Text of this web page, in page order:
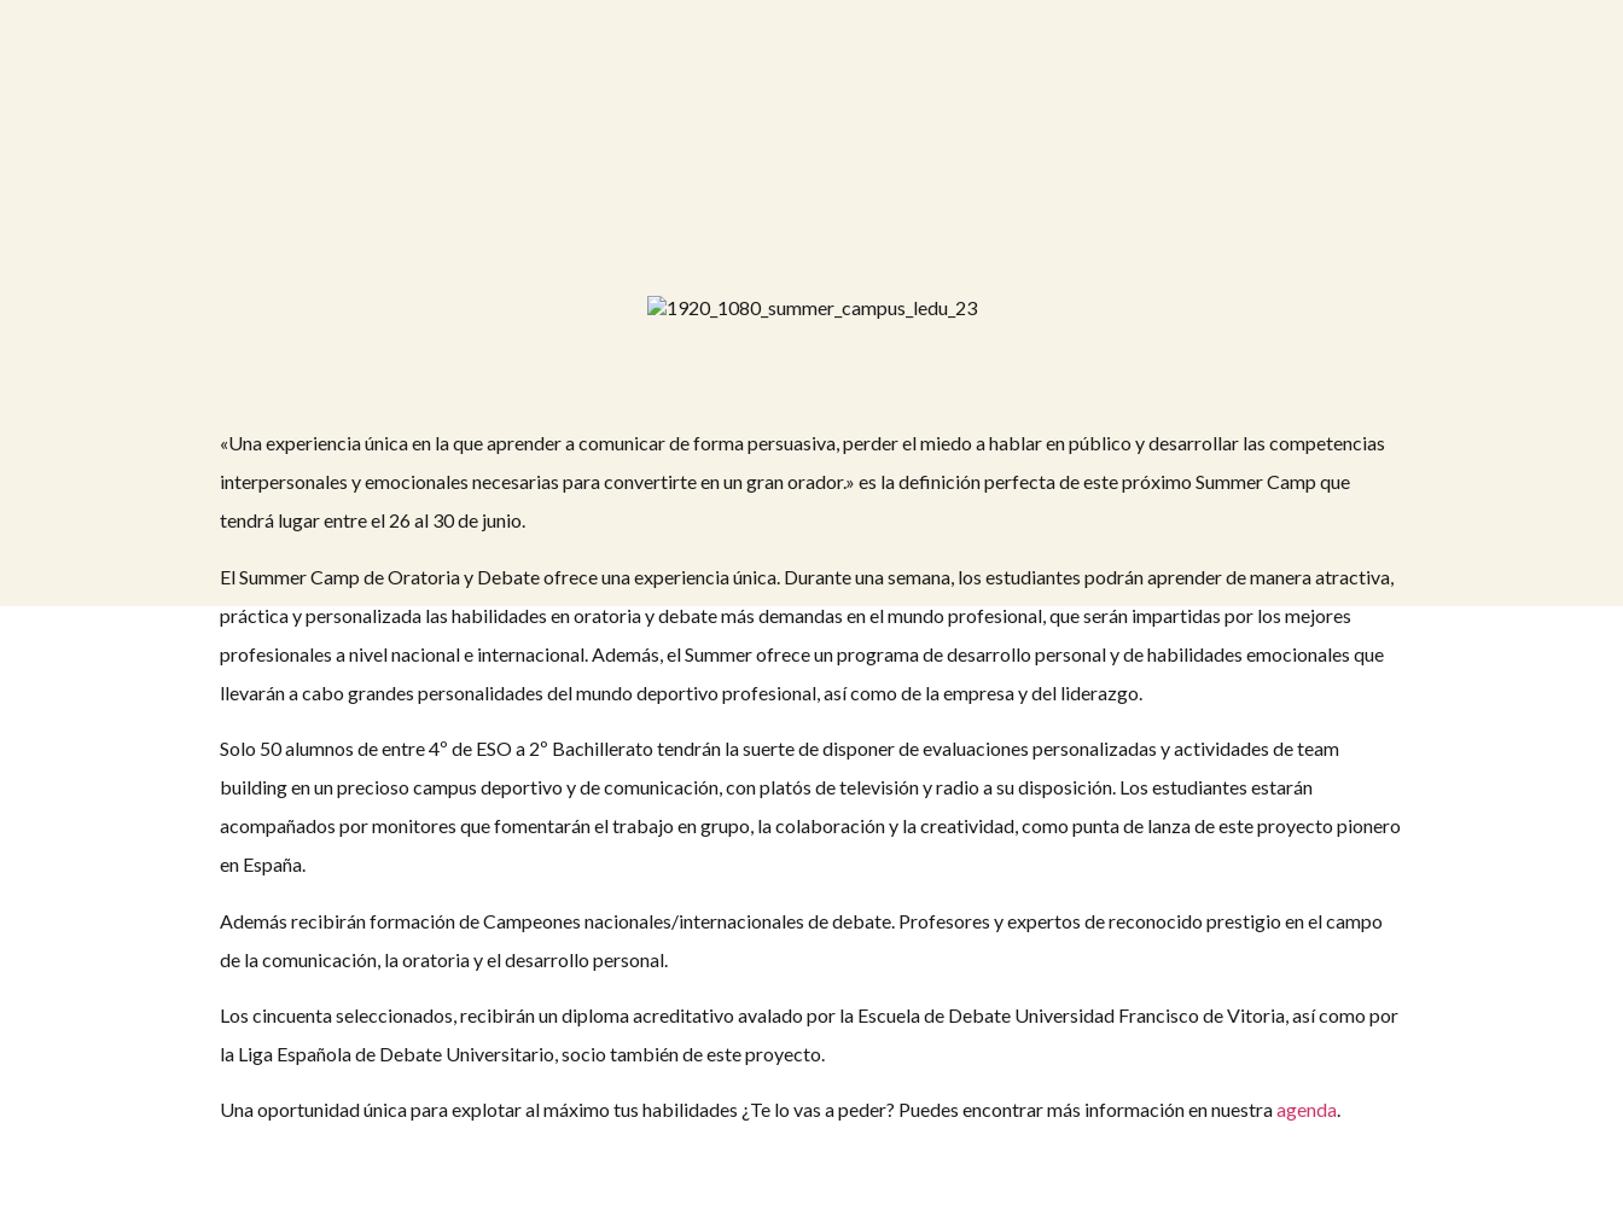
«Una experiencia única en la que aprender a comunicar de forma persuasiva, perder el miedo a hablar en público y desarrollar las competencias
interpersonales y emocionales necesarias para convertirte en un gran orador.» es la definición perfecta de este próximo Summer Camp que
tendrá lugar entre el 26 al 30 de junio.
El Summer Camp de Oratoria y Debate ofrece una experiencia única. Durante una semana, los estudiantes podrán aprender de manera atractiva,
práctica y personalizada las habilidades en oratoria y debate más demandas en el mundo profesional, que serán impartidas por los mejores
profesionales a nivel nacional e internacional. Además, el Summer ofrece un programa de desarrollo personal y de habilidades emocionales que
llevarán a cabo grandes personalidades del mundo deportivo profesional, así como de la empresa y del liderazgo.
Solo 50 alumnos de entre 4º de ESO a 2º Bachillerato tendrán la suerte de disponer de evaluaciones personalizadas y actividades de team
building en un precioso campus deportivo y de comunicación, con platós de televisión y radio a su disposición. Los estudiantes estarán
acompañados por monitores que fomentarán el trabajo en grupo, la colaboración y la creatividad, como punta de lanza de este proyecto pionero
en España.
Además recibirán formación de Campeones nacionales/internacionales de debate. Profesores y expertos de reconocido prestigio en el campo
de la comunicación, la oratoria y el desarrollo personal.
Los cincuenta seleccionados, recibirán un diploma acreditativo avalado por la Escuela de Debate Universidad Francisco de Vitoria, así como por
la Liga Española de Debate Universitario, socio también de este proyecto.
Una oportunidad única para explotar al máximo tus habilidades ¿Te lo vas a peder? Puedes encontrar más información en nuestraagenda.